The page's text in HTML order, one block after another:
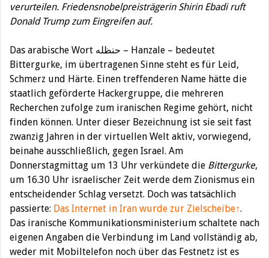
verurteilen. Friedensnobelpreisträgerin Shirin Ebadi ruft
Donald Trump zum Eingreifen auf.
Das arabische Wort حنظله – Hanzale – bedeutet
Bittergurke, im übertragenen Sinne steht es für Leid,
Schmerz und Härte. Einen treffenderen Name hätte die
staatlich geförderte Hackergruppe, die mehreren
Recherchen zufolge zum iranischen Regime gehört, nicht
finden können. Unter dieser Bezeichnung ist sie seit fast
zwanzig Jahren in der virtuellen Welt aktiv, vorwiegend,
beinahe ausschließlich, gegen Israel. Am
Donnerstagmittag um 13 Uhr verkündete die Bittergurke,
um 16.30 Uhr israelischer Zeit werde dem Zionismus ein
entscheidender Schlag versetzt. Doch was tatsächlich
passierte: Das Internet in Iran wurde zur Zielscheibe↑.
Das iranische Kommunikationsministerium schaltete nach
eigenen Angaben die Verbindung im Land vollständig ab,
weder mit Mobiltelefon noch über das Festnetz ist es